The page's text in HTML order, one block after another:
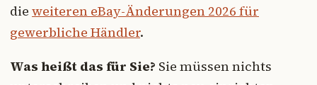
die weiteren eBay-Änderungen 2026 für
gewerbliche Händler.
Was heißt das für Sie? Sie müssen nichts